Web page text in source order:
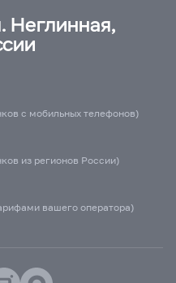
Неглинная,
с мобильных телефонов)
из регионов России)
вашего оператора)